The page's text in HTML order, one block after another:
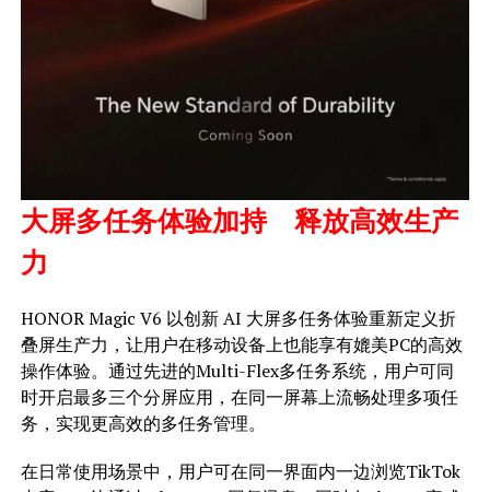
大屏多任务体验加持 释放高效生产
力
HONOR Magic V6 以创新 AI 大屏多任务体验重新定义折
叠屏生产力，让用户在移动设备上也能享有媲美PC的高效
操作体验。通过先进的Multi-Flex多任务系统，用户可同
时开启最多三个分屏应用，在同一屏幕上流畅处理多项任
务，实现更高效的多任务管理。
在日常使用场景中，用户可在同一界面内一边浏览TikTok